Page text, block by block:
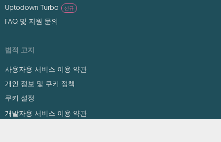
Uptodown Turbo
신규
FAQ 및 지원 문의
법적 고지
사용자용 서비스 이용 약관
개인 정보 및 쿠키 정책
쿠키 설정
개발자용 서비스 이용 약관